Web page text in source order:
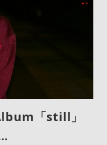
「still」